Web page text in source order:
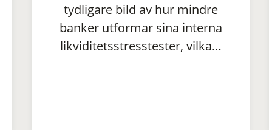
tydligare bild av hur mindre
banker utformar sina interna
likviditetsstresstester, vilka…